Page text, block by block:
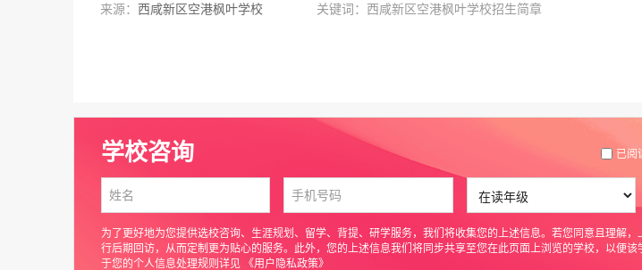
来源： 西咸新区空港枫叶学校 关键词：西咸新区空港枫叶学校招生简章
学校咨询 已阅
为了更好地为您提供选校咨询、生涯规划、留学、背提、研学服务，我们将收集您的上述信息。若您同意且理解
行后期回访，从而定制更为贴心的服务。此外，您的上述信息我们将同步共享至您在此页面上浏览的学校，以便
于您的个人信息处理规则详见 《用户隐私政策》